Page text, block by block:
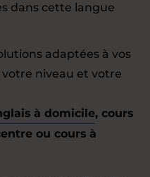
dans cette langue
adaptées à vos
niveau et votre
à domicile, cours
ou cours à